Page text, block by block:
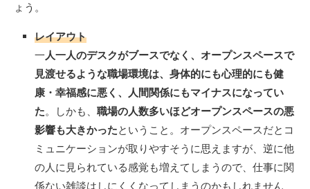
ょう。
レイアウト
一人一人のデスクがブースでなく、オープンスペースで
見渡せるような職場環境は、身体的にも心理的にも健
康・幸福感に悪く、人間関係にもマイナスになってい
た。しかも、 職場の人数多いほどオープンスペースの悪
影響も大きかったということ。オープンスペースだとコ
ミュニケーションが取りやすそうに思えますが、逆に他
の人に見られている感覚も増えてしまうので、仕事に関
係ない雑談はしにくくなってしまうのかもしれません